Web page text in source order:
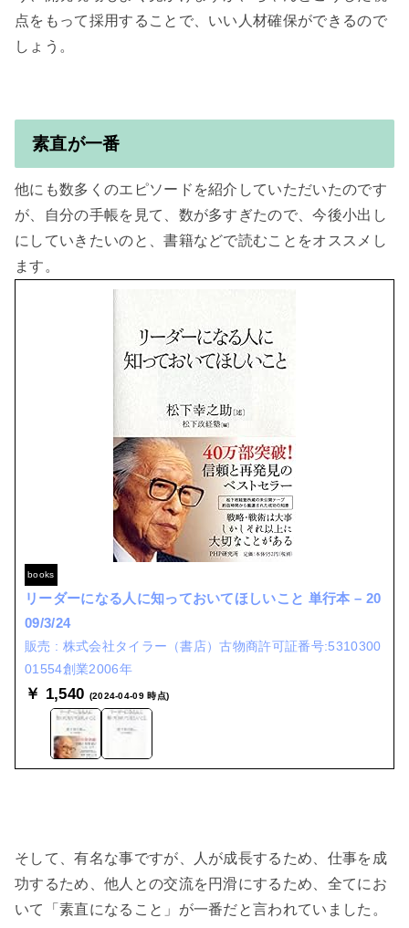
点をもって採用することで、いい人材確保ができるので
しょう。
素直が一番
他にも数多くのエピソードを紹介していただいたのです
が、自分の手帳を見て、数が多すぎたので、今後小出し
にしていきたいのと、書籍などで読むことをオススメし
books
リーダーになる人に知っておいてほしいこと 単行本 – 20
09/3/24
株式会社タイラー（書店）古物商許可証番号:5310300
01554創業2006年
￥ 1,540 (2024-04-09 時点)
そして、有名な事ですが、人が成長するため、仕事を成
功するため、他人との交流を円滑にするため、全てにお
いて「素直になること」が一番だと言われていました。